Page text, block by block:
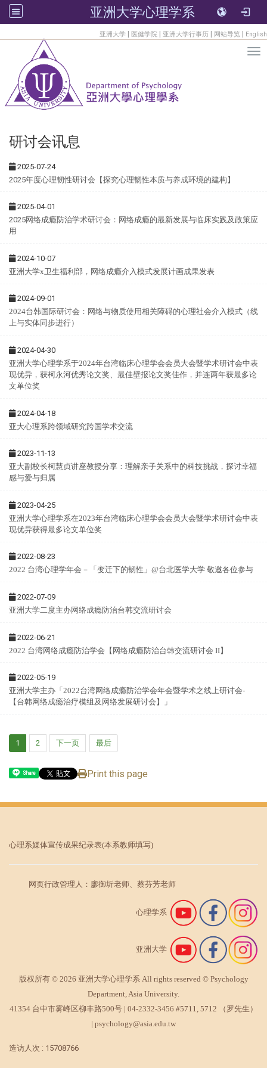
亚洲大学心理学系
亚洲大学 | 医健学院 | 亚洲大学行事历 | 网站导览 | English
研讨会讯息
2025-07-24
2025年度心理韧性研讨会【探究心理韧性本质与养成环境的建构】
2025-04-01
2025网络成瘾防治学术研讨会：网络成瘾的最新发展与临床实践及政策应
用
2024-10-07
亚洲大学x卫生福利部，网络成瘾介入模式发展计画成果发表
2024-09-01
2024台韩国际研讨会：网络与物质使用相关障碍的心理社会介入模式（线
上与实体同步进行）
2024-04-30
亚洲大学心理学系于2024年台湾临床心理学会会员大会暨学术研讨会中表
现优异，获柯永河优秀论文奖、最佳壁报论文奖佳作，并连两年获最多论
文单位奖
2024-04-18
亚大心理系跨领域研究跨国学术交流
2023-11-13
亚大副校长柯慧贞讲座教授分享：理解亲子关系中的科技挑战，探讨幸福
感与爱与归属
2023-04-25
亚洲大学心理学系在2023年台湾临床心理学会会员大会暨学术研讨会中表
现优异获得最多论文单位奖
2022-08-23
2022 台湾心理学年会－「变迁下的韧性」@台北医学大学 敬邀各位参与
2022-07-09
亚洲大学二度主办网络成瘾防治台韩交流研讨会
2022-06-21
2022 台湾网络成瘾防治学会【网络成瘾防治台韩交流研讨会 II】
2022-05-19
亚洲大学主办「2022台湾网络成瘾防治学会年会暨学术之线上研讨会-
【台韩网络成瘾治疗模组及网络发展研讨会】」
1 2 下一页 最后
Share Print this page
心理系媒体宣传成果纪录表(本系教师填写)
网页行政管理人：廖御圻老师、蔡芬芳老师
心理学系
亚洲大学
版权所有 © 2026 亚洲大学心理学系 All rights reserved © Psychology
Department, Asia University.
41354 台中市雾峰区柳丰路500号 | 04-2332-3456 #5711, 5712 （罗先生）
| psychology@asia.edu.tw
造访人次 : 15708766